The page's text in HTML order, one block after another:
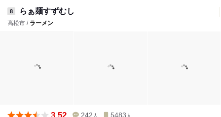
8 らぁ麺すずむし
高松市 / ラーメン
242 人 5483 人